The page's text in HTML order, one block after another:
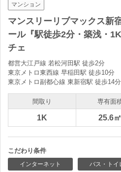
マンション
マンスリーリブマックス新
ール『駅徒歩2分・築浅・
チェ
都営大江戸線 若松河田駅 徒歩2分
東京メトロ東西線 早稲田駅 徒歩10分
東京メトロ副都心線 東新宿駅 徒歩14分
間取り 専有面
1K 25.6㎡
こだわり条件
インターネット バス・トイ